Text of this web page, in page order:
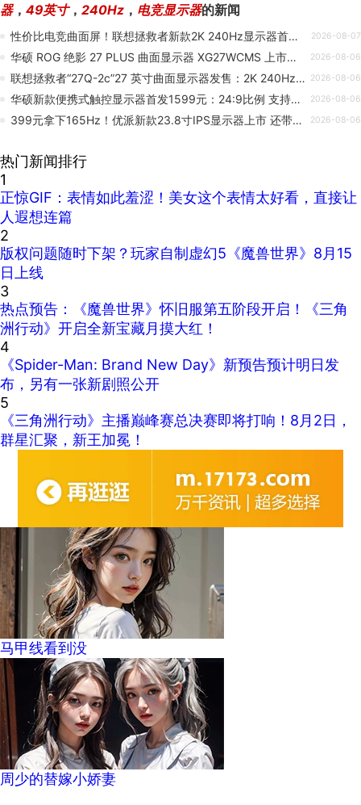
器， 49英寸， 240Hz ， 电竞显示器的新闻
性价比电竞曲面屏！联想拯救者新款2K 240Hz显示器首发1279元 2026-08-07
华硕 ROG 绝影 27 PLUS 曲面显示器 XG27WCMS 上市：2K 280Hz，2299 元 2026-08-06
联想拯救者“27Q-2c”27 英寸曲面显示器发售：2K 240Hz VA 面板，1279 元 2026-08-06
华硕新款便携式触控显示器首发1599元：24:9比例 支持20W PD供电 2026-08-06
399元拿下165Hz！优派新款23.8寸IPS显示器上市 还带VGA口 2026-08-06
热门新闻排行
1
正惊GIF：表情如此羞涩！美女这个表情太好看，直接让
人遐想连篇
2
版权问题随时下架？玩家自制虚幻5《魔兽世界》8月15
日上线
3
热点预告：《魔兽世界》怀旧服第五阶段开启！《三角
洲行动》开启全新宝藏月摸大红！
4
《Spider-Man: Brand New Day》新预告预计明日发
布，另有一张新剧照公开
5
《三角洲行动》主播巅峰赛总决赛即将打响！8月2日，
群星汇聚，新王加冕！
马甲线看到没
周少的替嫁小娇妻